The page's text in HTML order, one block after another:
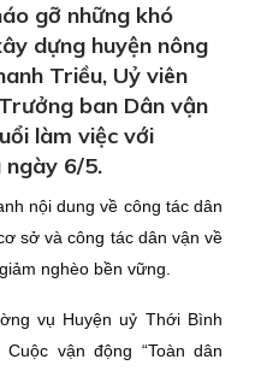
gỡ những khó
dựng huyện nông
Triều, Uỷ viên
ban Dân vận
làm việc với
ngày 6/5.
nội dung về công tác dân
sở và công tác dân vận về
nghèo bền vững.
vụ Huyện uỷ Thới Bình
vận động “Toàn dân